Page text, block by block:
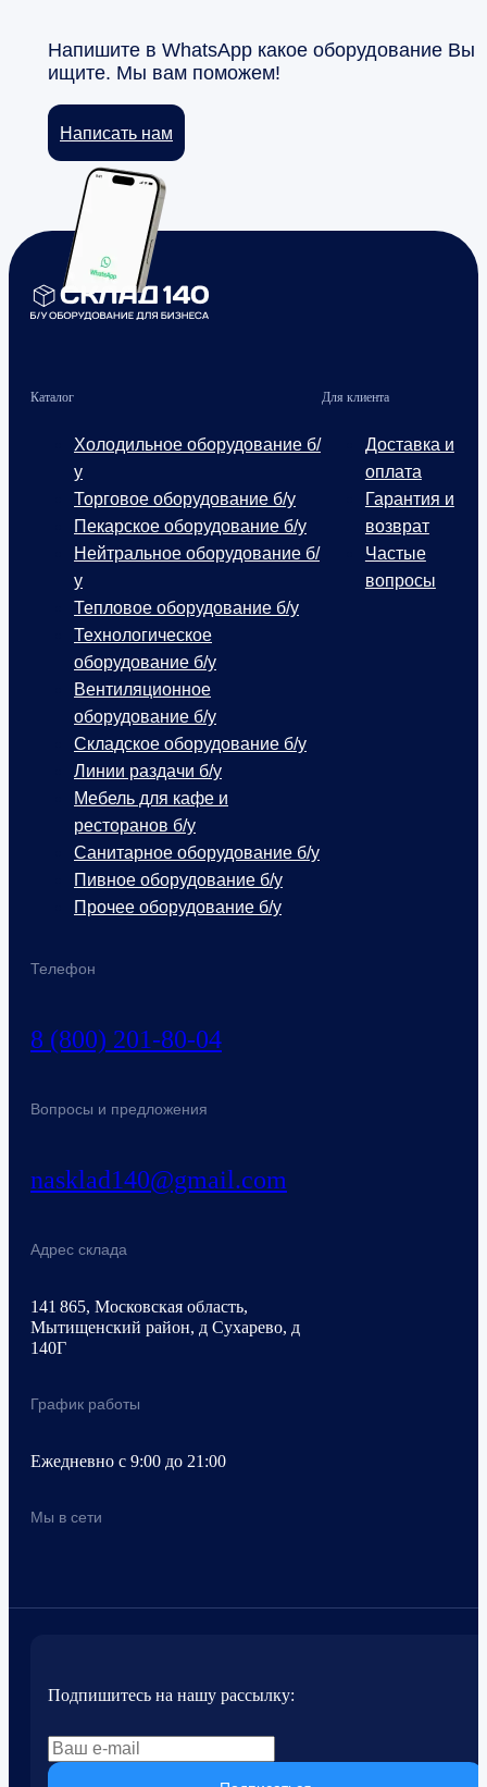
Напишите в WhatsApp какое оборудование Вы
ищите. Мы вам поможем!
Написать нам
Телефон
8 (800) 201-80-04
Вопросы и предложения
nasklad140@gmail.com
Адрес склада
141 865, Московская область,
Мытищенский район, д Сухарево, д
140Г
График работы
Ежедневно с 9:00 до 21:00
Мы в сети
Каталог
Холодильное оборудование б/
у
Торговое оборудование б/у
Пекарское оборудование б/у
Нейтральное оборудование б/
у
Тепловое оборудование б/у
Технологическое
оборудование б/у
Вентиляционное
оборудование б/у
Складское оборудование б/у
Линии раздачи б/у
Мебель для кафе и
ресторанов б/у
Санитарное оборудование б/у
Пивное оборудование б/у
Прочее оборудование б/у
Для клиента
Доставка и
оплата
Гарантия и
возврат
Частые
вопросы
Подпишитесь на нашу рассылку: